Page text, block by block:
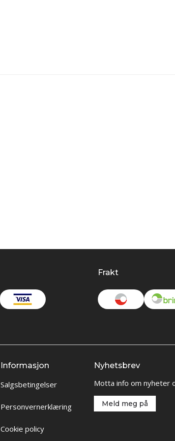
Frakt
Informasjon
Salgsbetingelser
Personvernerklæring
Cookie policy
Nyhetsbrev
Motta info om nyheter
Meld meg på